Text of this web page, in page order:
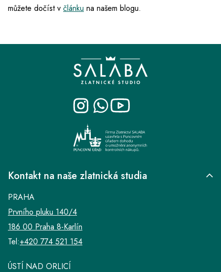
můžete dočíst v článku na našem blogu.
Kontakt na naše zlatnická studia
PRAHA
Prvního pluku 140/4
186 00 Praha 8-Karlín
Tel:+420 774 521 154
ÚSTÍ NAD ORLICÍ